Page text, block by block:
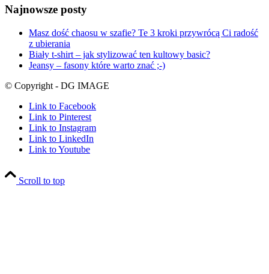
Najnowsze posty
Masz dość chaosu w szafie? Te 3 kroki przywrócą Ci radość
z ubierania
Biały t-shirt – jak stylizować ten kultowy basic?
Jeansy – fasony które warto znać ;-)
© Copyright - DG IMAGE
Link to Facebook
Link to Pinterest
Link to Instagram
Link to LinkedIn
Link to Youtube
Scroll to top